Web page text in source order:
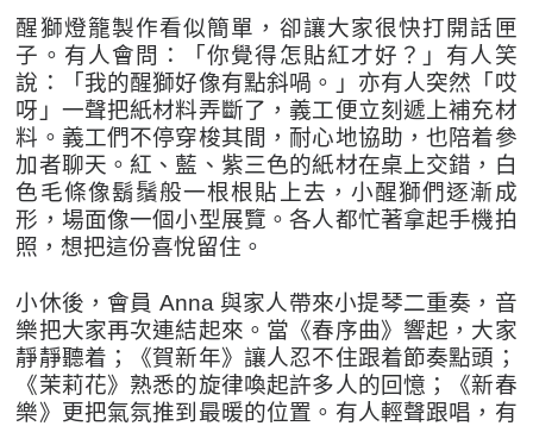
醒獅燈籠製作看似簡單，卻讓大家很快打開話匣
子。有人會問：「你覺得怎貼紅才好？」有人笑
說：「我的醒獅好像有點斜喎。」亦有人突然「哎
呀」一聲把紙材料弄斷了，義工便立刻遞上補充材
料。義工們不停穿梭其間，耐心地協助，也陪着參
加者聊天。紅、藍、紫三色的紙材在桌上交錯，白
色毛條像鬍鬚般一根根貼上去，小醒獅們逐漸成
形，場面像一個小型展覽。各人都忙著拿起手機拍
照，想把這份喜悅留住。
小休後，會員 Anna 與家人帶來小提琴二重奏，音
樂把大家再次連結起來。當《春序曲》響起，大家
靜靜聽着；《賀新年》讓人忍不住跟着節奏點頭；
《茉莉花》熟悉的旋律喚起許多人的回憶；《新春
樂》更把氣氛推到最暖的位置。有人輕聲跟唱，有